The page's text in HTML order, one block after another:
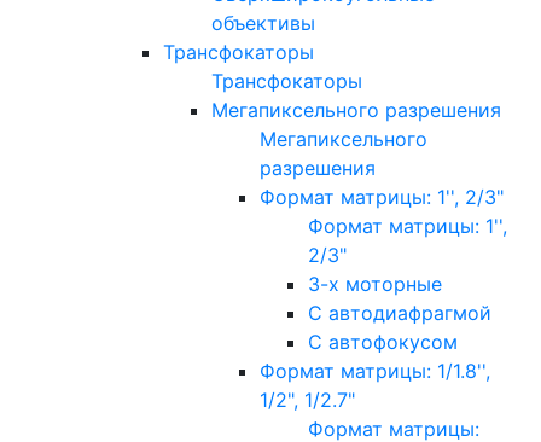
объективы
Трансфокаторы
Трансфокаторы
Мегапиксельного разрешения
Мегапиксельного
разрешения
Формат матрицы: 1'', 2/3"
Формат матрицы: 1'',
2/3"
3-х моторные
С автодиафрагмой
С автофокусом
Формат матрицы: 1/1.8'',
1/2", 1/2.7"
Формат матрицы: